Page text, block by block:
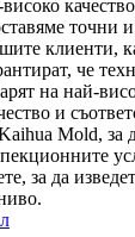
точни
клиенти,
че
на най-
и
Mold, за
за да